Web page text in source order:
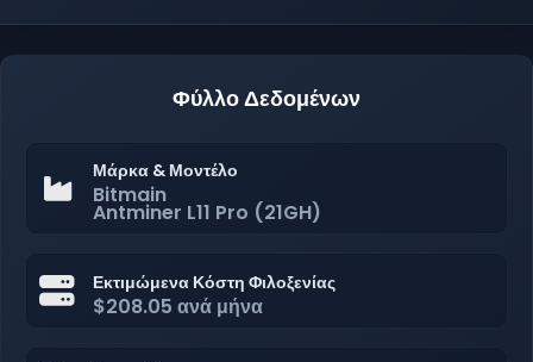
Φύλλο Δεδομένων
Μάρκα & Μοντέλο
Bitmain
Antminer L11 Pro (21GH)
Εκτιμώμενα Κόστη Φιλοξενίας
$208.05 ανά μήνα